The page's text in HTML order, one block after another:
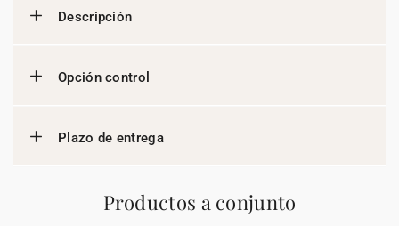
Descripción
Opción control
Plazo de entrega
Productos a conjunto